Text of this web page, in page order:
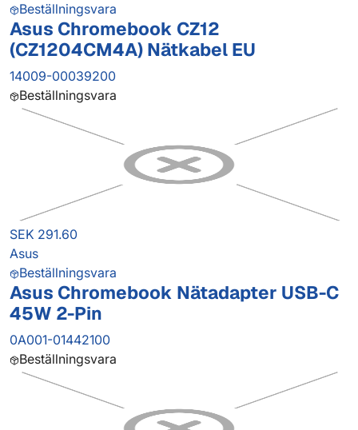
Beställningsvara
Asus Chromebook CZ12
(CZ1204CM4A) Nätkabel EU
14009-00039200
Beställningsvara
SEK 291.60
Asus
Beställningsvara
Asus Chromebook Nätadapter USB-C
45W 2-Pin
0A001-01442100
Beställningsvara